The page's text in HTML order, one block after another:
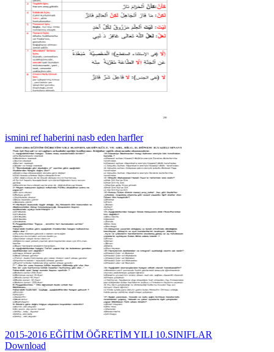
ismini ref haberini nasb eden harfler
2015-2016 EĞİTİM ÖĞRETİM YILI 10.SINIFLAR
Download